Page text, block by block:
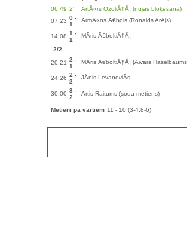
06:49 2'
ArtÅ«rs OzoliÅ†Å¡ (nūjas bloķēšana)
07:23 0 -
1
ArmÄ«ns Ä€bols (Ronalds ArÄjs)
14:08 1 -
1
MÄris Ä€boltiÅ†Å¡
2/2
20:21 2 -
1
MÄris Ä€boltiÅ†Å¡ (Aivars
24:26 2 -
2
JÄnis LevanoviÄs
30:00 3 -
2
Artis Raitums (soda metiens)
Metieni pa vārtiem 11 - 10 (3-4,8-6)